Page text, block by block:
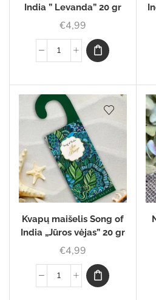
India ” Levanda” 20 gr
€4,99
Kvapų maišelis Song of
India „Jūros vėjas” 20 gr
€4,99